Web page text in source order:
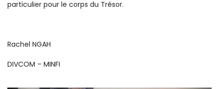
particulier pour le corps du Trésor.
Rachel NGAH
DIVCOM – MINFI